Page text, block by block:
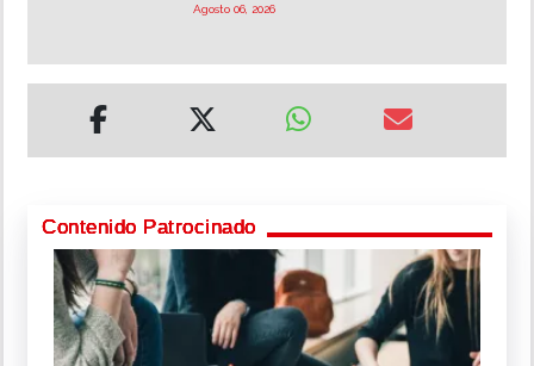
Agosto 06, 2026
Contenido Patrocinado